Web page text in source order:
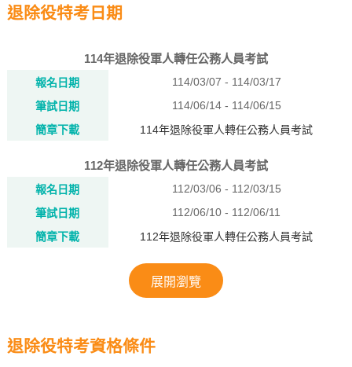
退除役特考日期
114年退除役軍人轉任公務人員考試
報名日期
114/03/07 - 114/03/17
筆試日期
114/06/14 - 114/06/15
簡章下載
114年退除役軍人轉任公務人員考試
112年退除役軍人轉任公務人員考試
報名日期
112/03/06 - 112/03/15
筆試日期
112/06/10 - 112/06/11
簡章下載
112年退除役軍人轉任公務人員考試
展開瀏覽
退除役特考資格條件